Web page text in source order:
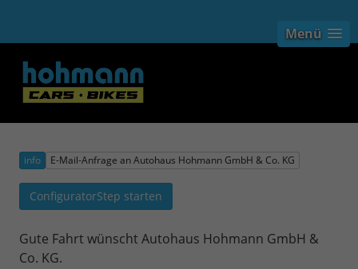
Menü
info E-Mail-Anfrage an Autohaus Hohmann GmbH & Co. KG
ConfiguratorStep starten
Gute Fahrt wünscht Autohaus Hohmann GmbH &
Co. KG.